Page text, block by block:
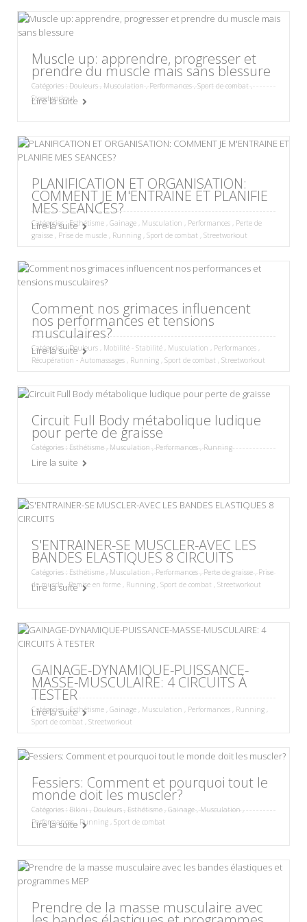
Muscle up: apprendre, progresser et
prendre du muscle mais sans blessure
Catégories : Douleurs , Musculation,Performances,Sport de combat ,
Streetworkout
Lire la suite
PLANIFICATION ET ORGANISATION:
COMMENT JE M'ENTRAINE ET PLANIFIE
MES SEANCES?
Catégories :Esthétisme Gainage Musculation Performances
Perte de
graisse
Prise de muscle Running Sport de combat Streetworkout
Lire la suite
Comment nos grimaces influencent
nos performances et tensions
musculaires?
Catégories :Douleurs Mobilité - Stabilité Musculation Performances
Récupération - Automassages
Running Sport de combat Streetworkout
Lire la suite
Circuit Full Body métabolique ludique
pour perte de graisse
Catégories : Esthétisme, Musculation,Performances,Running
Lire la suite
S'ENTRAINER-SE MUSCLER-AVEC LES
BANDES ELASTIQUES 8 CIRCUITS
Catégories : Esthétisme, Musculation,Performances,Perte de graisse,Prise
de muscle,Remise en forme Running Sport de combat Streetworkout
Lire la suite
GAINAGE-DYNAMIQUE-PUISSANCE-
MASSE-MUSCULAIRE: 4 CIRCUITS À
TESTER
Catégories :Esthétisme Gainage Musculation Performances Running
Sport de combat
Streetworkout
Lire la suite
Fessiers: Comment et pourquoi tout le
monde doit les muscler?
Catégories : Bikini , Douleurs , Esthétisme , Gainage,Musculation,
Performances, Running Sport de combat
Lire la suite
Prendre de la masse musculaire avec